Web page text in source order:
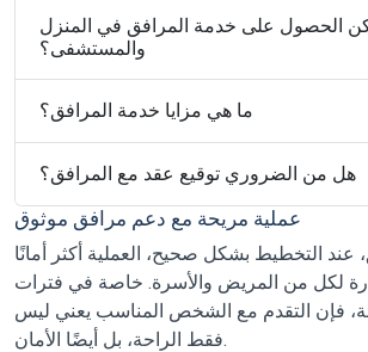
الحصول على خدمة المرافق في المنزل
والمستشفى؟
ما هي مزايا خدمة المرافق؟
هل من الضروري توقيع عقد مع المرافق؟
عملية مريحة مع دعم مرافق موثوق
التخطيط بشكل صحيح، العملية أكثر أمانًا
لكل من المريض والأسرة. خاصة في فترات
فإن التقدم مع الشخص المناسب يعني ليس
فقط الراحة، بل أيضًا الأمان.